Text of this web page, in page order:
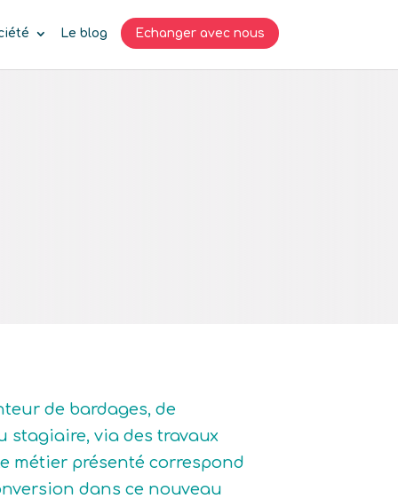
Le blog Echanger avec nous
de bardages, de
stagiaire, via des travaux
métier présenté correspond
dans ce nouveau